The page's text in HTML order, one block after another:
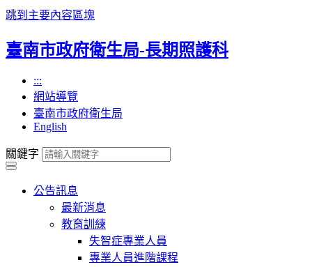
跳到主要內容區塊
臺南市政府衛生局-長期照護科
:::
網站導覽
臺南市政府衛生局
English
關鍵字
公告訊息
最新消息
教育訓練
失智症專業人員
專業人員進階課程